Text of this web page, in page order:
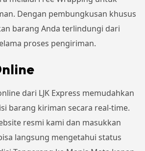
Dengan pembungkusan khusus
barang Anda terlindungi dari
proses pengiriman.
dari LJK Express memudahkan
barang kiriman secara real-time.
resmi kami dan masukkan
langsung mengetahui status